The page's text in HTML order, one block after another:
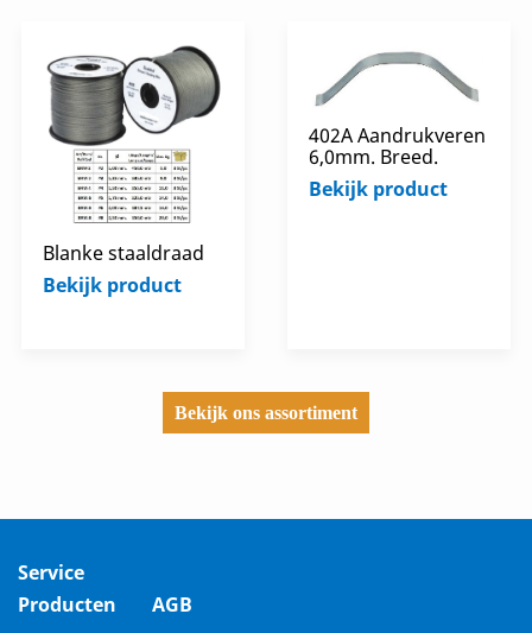
Blanke staaldraad
Bekijk product
402A Aandrukveren
6,0mm. Breed.
Bekijk product
Bekijk ons assortiment
Service
Producten
AGB